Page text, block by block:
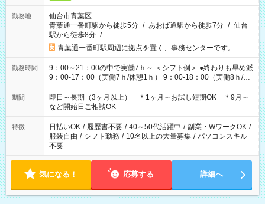
勤務地
仙台市青葉区
青葉通一番町駅から徒歩5分 / あおば通駅から徒歩7分 / 仙台
駅から徒歩8分 / …
青葉通一番町駅周辺に拠点を置く、事務センターです。
勤務時間
9：00～21：00の中で実働7ｈ～ ＜シフト例＞ ●終わりも早め派
9：00-17：00（実働7ｈ/休憩1ｈ） 9：00-18：00（実働8ｈ/休
憩1ｈ） 10：00-19：00（実働8ｈ/休憩1ｈ） ●朝ゆっくり派
11：00-20：00（実働8ｈ/休憩1ｈ） 12：00-20：00（実働7ｈ/
休憩1ｈ） 12：00-21：00（実働8ｈ/休憩1ｈ） 13：00-22：
00（実働8ｈ/休憩1ｈ） ＊時間帯固定OK
期間
即日～長期（3ヶ月以上） ＊1ヶ月～お試し短期OK ＊9月～
など開始日ご相談OK
特徴 日払いOK / 履歴書不要 / 40～50代活躍中 / 副業・WワークOK /
服装自由 / シフト勤務 / 10名以上の大量募集 / パソコンスキル
不要
気になる！ 応募する 詳細へ